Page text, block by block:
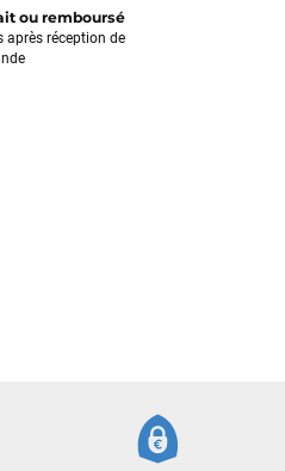
ou remboursé
après réception de
tout le matériel dans un colis
ça sur l’eau ! Je